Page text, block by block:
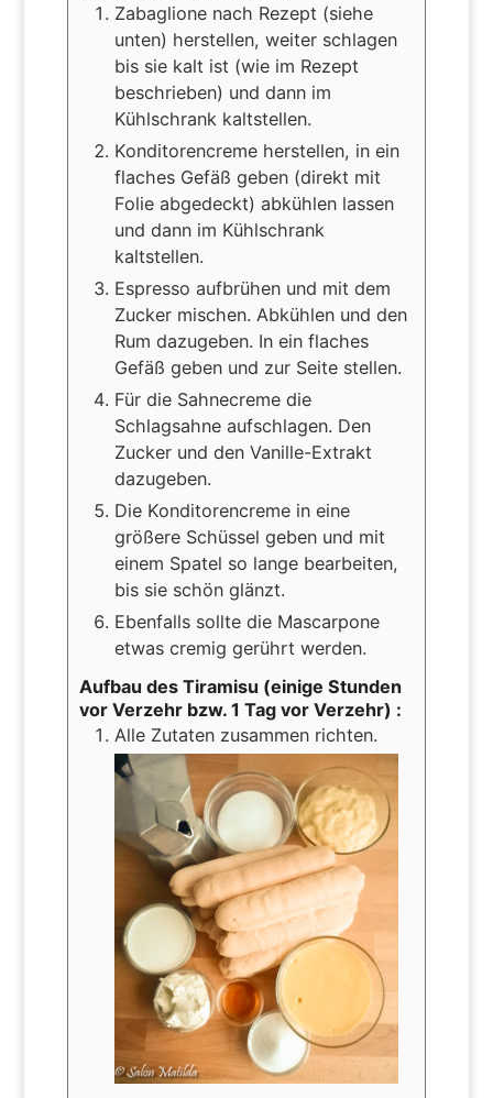
Zabaglione nach Rezept (siehe
unten) herstellen, weiter schlagen
bis sie kalt ist (wie im Rezept
beschrieben) und dann im
Kühlschrank kaltstellen.
Konditorencreme herstellen, in ein
flaches Gefäß geben (direkt mit
Folie abgedeckt) abkühlen lassen
und dann im Kühlschrank
kaltstellen.
Espresso aufbrühen und mit dem
Zucker mischen. Abkühlen und den
Rum dazugeben. In ein flaches
Gefäß geben und zur Seite stellen.
Für die Sahnecreme die
Schlagsahne aufschlagen. Den
Zucker und den Vanille-Extrakt
dazugeben.
Die Konditorencreme in eine
größere Schüssel geben und mit
einem Spatel so lange bearbeiten,
bis sie schön glänzt.
Ebenfalls sollte die Mascarpone
etwas cremig gerührt werden.
Aufbau des Tiramisu (einige Stunden
vor Verzehr bzw. 1 Tag vor Verzehr) :
Alle Zutaten zusammen richten.